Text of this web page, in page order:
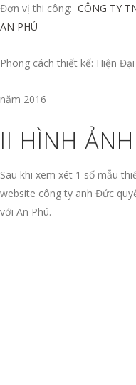
Đơn vị thi công: CÔNG TY
AN PHÚ
Phong cách thiết kế: Hiện Đại
năm 2016
II HÌNH
Sau khi xem xét 1 số mẫu
website công ty anh Đức
với An Phú.